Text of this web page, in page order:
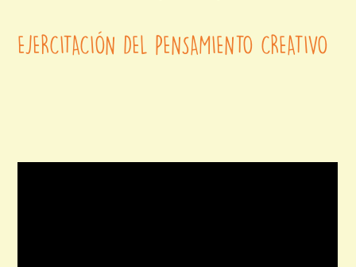
EJERCITACIÓN DEL PENSAMIENTO CREATIVO